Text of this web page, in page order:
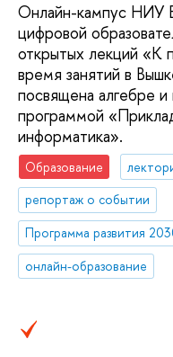
Онлайн-кампус НИУ
цифровой
открытых лекций «К
время занятий в
посвящена алгебре и
программой
информатика».
Образование
репортаж о событии
Программа развития
онлайн-образование